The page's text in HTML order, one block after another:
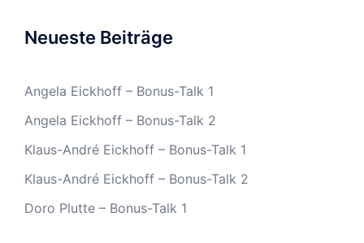
Neueste Beiträge
Angela Eickhoff – Bonus-Talk 1
Angela Eickhoff – Bonus-Talk 2
Klaus-André Eickhoff – Bonus-Talk 1
Klaus-André Eickhoff – Bonus-Talk 2
Doro Plutte – Bonus-Talk 1